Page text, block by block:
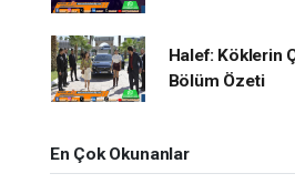
Halef: Köklerin
Bölüm Özeti
En Çok Okunanlar